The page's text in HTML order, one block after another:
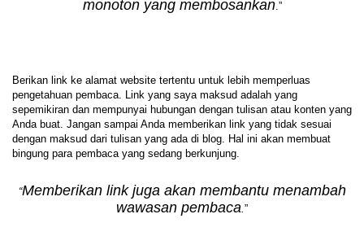
monoton yang membosankan.”
Berikan link ke alamat website tertentu untuk lebih memperluas
pengetahuan pembaca. Link yang saya maksud adalah yang
sepemikiran dan mempunyai hubungan dengan tulisan atau konten yang
Anda buat. Jangan sampai Anda memberikan link yang tidak sesuai
dengan maksud dari tulisan yang ada di blog. Hal ini akan membuat
bingung para pembaca yang sedang berkunjung.
“Memberikan link juga akan membantu menambah
wawasan pembaca.”